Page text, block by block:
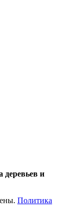
деревьев и
Политика